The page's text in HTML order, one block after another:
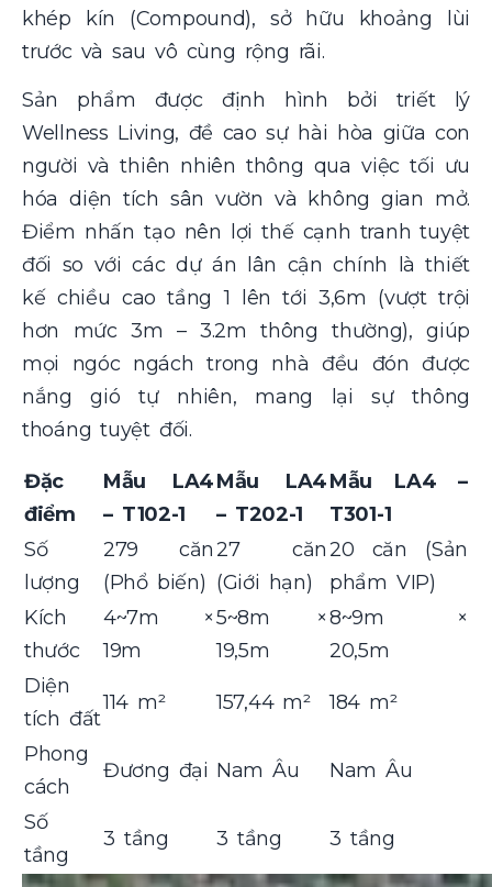
khép kín (Compound), sở hữu khoảng lùi
trước và sau vô cùng rộng rãi.
Sản phẩm được định hình bởi triết lý
Wellness Living, đề cao sự hài hòa giữa con
người và thiên nhiên thông qua việc tối ưu
hóa diện tích sân vườn và không gian mở.
Điểm nhấn tạo nên lợi thế cạnh tranh tuyệt
đối so với các dự án lân cận chính là thiết
kế chiều cao tầng 1 lên tới 3,6m (vượt trội
hơn mức 3m – 3.2m thông thường), giúp
mọi ngóc ngách trong nhà đều đón được
nắng gió tự nhiên, mang lại sự thông
thoáng tuyệt đối.
Đặc
điểm
Mẫu LA4
– T102-1
Mẫu LA4
– T202-1
Mẫu LA4 –
T301-1
Số
lượng
279 căn
(Phổ biến)
27 căn
(Giới hạn)
20 căn (Sản
phẩm VIP)
Kích
thước
4~7m ×
19m
5~8m ×
19,5m
8~9m ×
20,5m
Diện
tích đất
114 m² 157,44 m² 184 m²
Phong
cách
Đương đại Nam Âu Nam Âu
Số
tầng
3 tầng 3 tầng 3 tầng